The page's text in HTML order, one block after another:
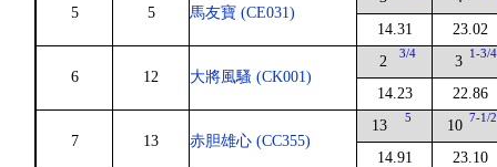
5 5 馬友寶 (CE031)
14.31 23.02
6 12 大將風騷 (CK001)
2 3/4
14.23
3 1-3/4
22.86
7 13 赤胆雄心 (CC355)
13 5
14.91
10 7-1/2
23.10